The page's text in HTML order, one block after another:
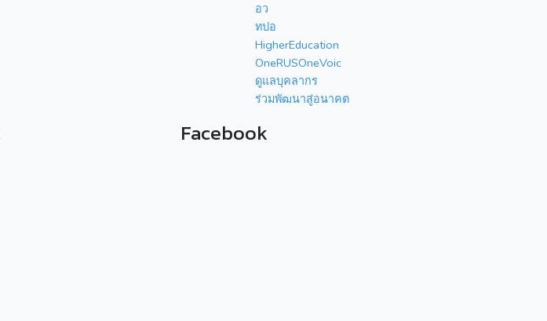
อว
ทปอ
HigherEducation
OneRUSOneVoic
ดูแลบุคลากร
ร่วมพัฒนาสู่อนาคต
Facebook